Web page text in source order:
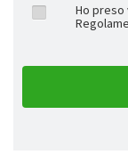
Ho preso